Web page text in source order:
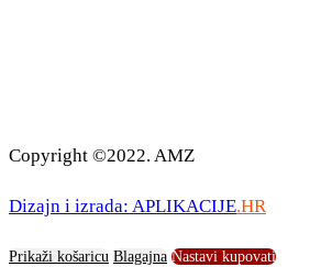
Copyright ©2022. AMZ
Dizajn i izrada: APLIKACIJE.HR
Prikaži košaricu Blagajna Nastavi kupovati